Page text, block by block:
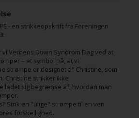
- en strikkeopskrift fra Foreningen
Verdens Down Syndrom Dag ved at
– et symbol på, at vi
strømpe er designet af Christine, som
Christine strikker ikke
ladet sig begrænse af, hvordan man
Strik en "ulige" strømpe til en ven
forskellighed.